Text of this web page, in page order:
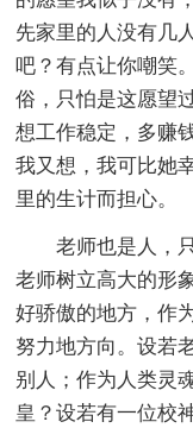
先家里的人没有几
吧？有点让你嘲笑
俗，只怕是这愿望
想工作稳定，多赚
我又想，我可比她
里的生计而担心。
老师也是人，
老师树立高大的形
好骄傲的地方，作
努力地方向。设若
别人；作为人类灵
皇？设若有一位校